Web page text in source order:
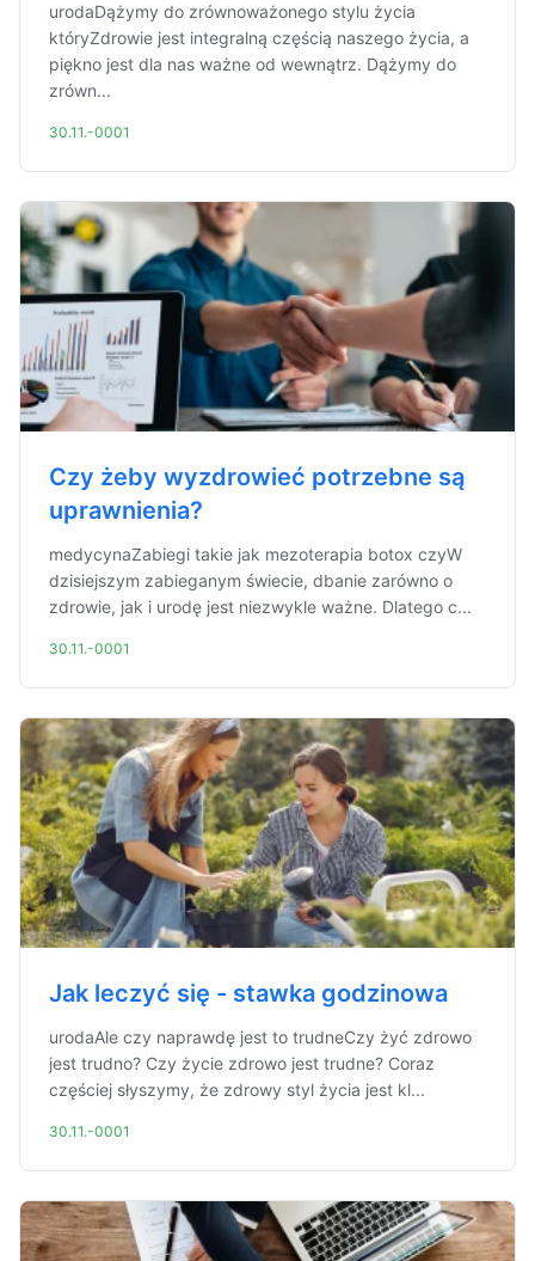
urodaDążymy do zrównoważonego stylu życia
któryZdrowie jest integralną częścią naszego życia, a
piękno jest dla nas ważne od wewnątrz. Dążymy do
zrówn...
30.11.-0001
Czy żeby wyzdrowieć potrzebne są
uprawnienia?
medycynaZabiegi takie jak mezoterapia botox czyW
dzisiejszym zabieganym świecie, dbanie zarówno o
zdrowie, jak i urodę jest niezwykle ważne. Dlatego c...
30.11.-0001
Jak leczyć się - stawka godzinowa
urodaAle czy naprawdę jest to trudneCzy żyć zdrowo
jest trudno? Czy życie zdrowo jest trudne? Coraz
częściej słyszymy, że zdrowy styl życia jest kl...
30.11.-0001